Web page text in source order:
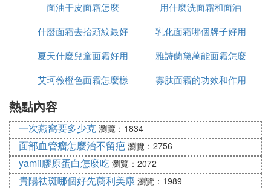
都夠了!唯一缺點就是不太好推開(可能是質地濃稠的
原因)。
完全推開之後膚色瞬間白了幾個色號!但是還是耐心
顏霜會有種假白的感覺。當然了，貴婦膏最明顯的效
果就是美白，所以並沒有很吃驚。那麼重點來了，用
完貴婦膏以後吃驚的發現眼底細紋居然淡了很多!!而
且洗完臉之後，發現膚色並沒有因為洗臉而被打回原
形，而且眼底細紋淡了，毛孔也細膩了一點，膚色不
均也有所改善。長期用下去絕對可以做到素顏出門自
帶美顏效果!
麼看
面油干皮面霜怎麼
用什麼洗面霜和面油
什麼面霜去抬頭紋最好
乳化面霜哪個牌子好用
夏天什麼兒童面霜好用
雅詩蘭黛萬能面霜怎麼
是白色的
艾珂薇橙色面霜怎麼樣
寡肽面霜的功效和作用
熱點內容
一次燕窩要多少克 瀏覽：1834
面部血管瘤怎麼治不留疤 瀏覽：2756
yamii膠原蛋白怎麼吃 瀏覽：2072
貴陽祛斑哪個好先薦利美康 瀏覽：1989